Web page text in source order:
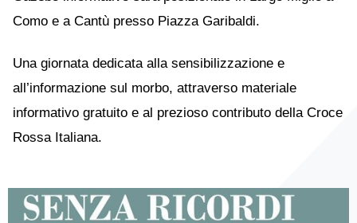
Como e a Cantù presso Piazza Garibaldi.
Una giornata dedicata alla sensibilizzazione e
all’informazione sul morbo, attraverso materiale
informativo gratuito e al prezioso contributo della Croce
Rossa Italiana.